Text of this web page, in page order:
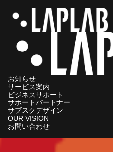
お知らせ
サービス案内
ビジネスサポート
サポートパートナー
サブスクデザイン
OUR VISION
お問い合わせ